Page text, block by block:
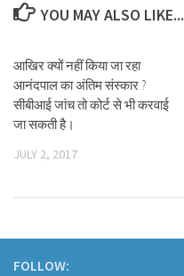
YOU MAY ALSO LIKE...
आखिर क्यों नहीं किया जा रहा
आनंदपाल का अंतिम संस्कार ?
सीबीआई जांच तो कोर्ट से भी करवाई
जा सकती है।
JULY 2, 2017
FOLLOW: